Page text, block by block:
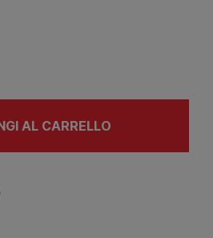
AL CARRELLO